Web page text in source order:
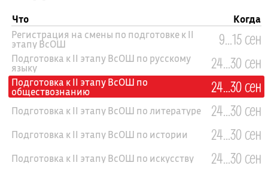
Что
Когда
Регистрация на смены по подготовке к II
этапу ВсОШ 9...15 сен
Подготовка к II этапу ВсОШ по русскому
языку 24...30 сен
Подготовка к II этапу ВсОШ по
обществознанию 24...30 сен
Подготовка к II этапу ВсОШ по литературе 24...30 сен
Подготовка к II этапу ВсОШ по истории 24...30 сен
Подготовка к II этапу ВсОШ по искусству 24...30 сен